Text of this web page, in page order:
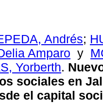
Andrés;
Amparo y
Yorberth.
sociales en
el capital